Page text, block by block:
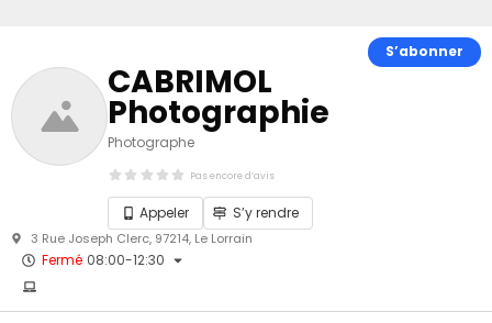
S’abonner
CABRIMOL
Photographie
Photographe
Pas encore d’avis
Appeler S’y rendre
3 Rue Joseph Clerc, 97214, Le Lorrain
Fermé 08:00-12:30